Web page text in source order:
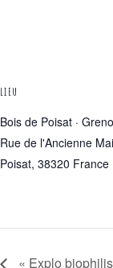
LIEU
Bois de Poisat ·
Rue de l'Ancienne
Poisat, 38320 France
« Explo